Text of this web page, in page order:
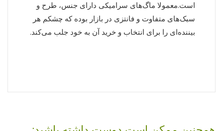
است.معمولا ماگ‌های سرامیکی دارای جنس، طرح و
سبک‌های متفاوت و فانتزی در بازار بوده که چشکم هر
بیننده‌ای را برای انتخاب و خرید آن به خود جلب می‌کند.